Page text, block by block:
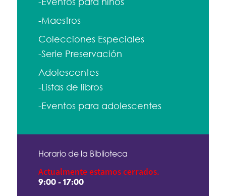
-Maestros
Colecciones Especiales
-Serie Preservación
Adolescentes
-Listas de libros
-Eventos para adolescentes
Horario de la Biblioteca
Actualmente estamos cerrados.
9:00 - 17:00